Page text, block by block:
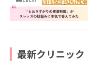
最新クリニック